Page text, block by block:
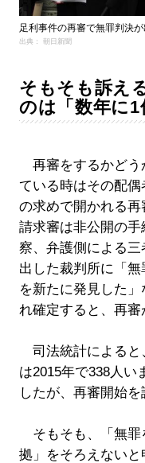
足利事件の再審で無罪判決
出典： 朝日新聞
そもそも訴え
のは「数年に1
再審をするかどう
ている時はその配
の求めで開かれる
請求審は非公開の
察、弁護側による
出した裁判所に「
を新たに発見した
れ確定すると、再審
司法統計によると
は2015年で338人い
したが、再審開始を
そもそも、「無罪
拠」をそろえない